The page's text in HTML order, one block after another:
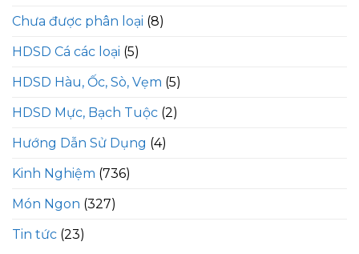
Chưa được phân loại (8)
HDSD Cá các loại (5)
HDSD Hàu, Ốc, Sò, Vẹm (5)
HDSD Mực, Bạch Tuộc (2)
Hướng Dẫn Sử Dụng (4)
Kinh Nghiệm (736)
Món Ngon (327)
Tin tức (23)